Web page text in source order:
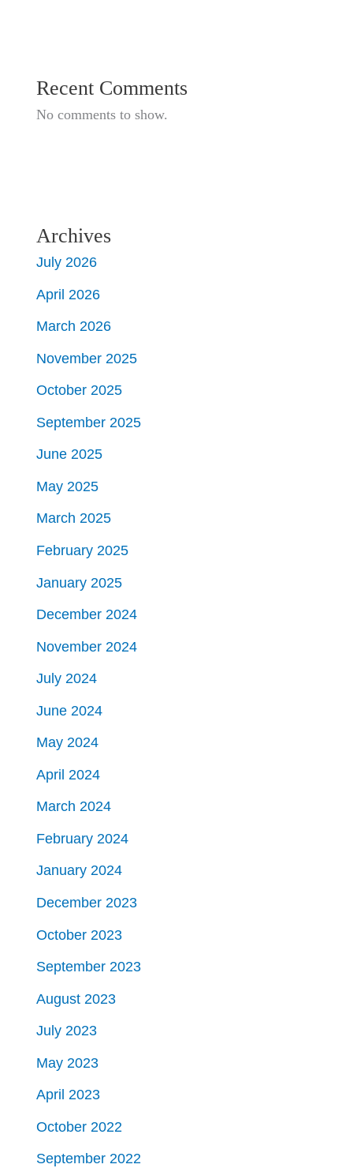
Recent Comments
No comments to show.
Archives
July 2026
April 2026
March 2026
November 2025
October 2025
September 2025
June 2025
May 2025
March 2025
February 2025
January 2025
December 2024
November 2024
July 2024
June 2024
May 2024
April 2024
March 2024
February 2024
January 2024
December 2023
October 2023
September 2023
August 2023
July 2023
May 2023
April 2023
October 2022
September 2022